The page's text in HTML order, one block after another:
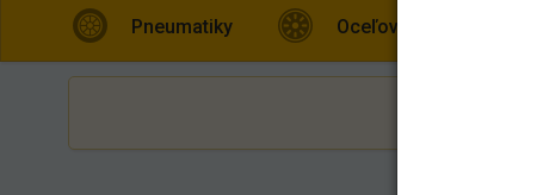
Pneumatiky Oceľové disky